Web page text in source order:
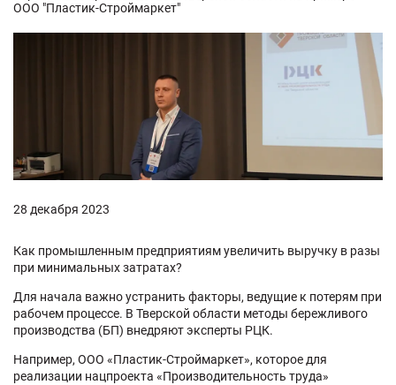
ООО "Пластик-Строймаркет"
28 декабря 2023
Как промышленным предприятиям увеличить выручку в разы
при минимальных затратах?
Для начала важно устранить факторы, ведущие к потерям при
рабочем процессе. В Тверской области методы бережливого
производства (БП) внедряют эксперты РЦК.
Например, ООО «Пластик-Строймаркет», которое для
реализации нацпроекта «Производительность труда»